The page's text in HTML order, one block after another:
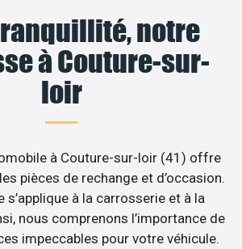
notre
à Couture-sur-
loir
à Couture-sur-loir (41) offre
pièces de rechange et d’occasion.
s’applique à la carrosserie et à la
nous comprenons l’importance de
impeccables pour votre véhicule.